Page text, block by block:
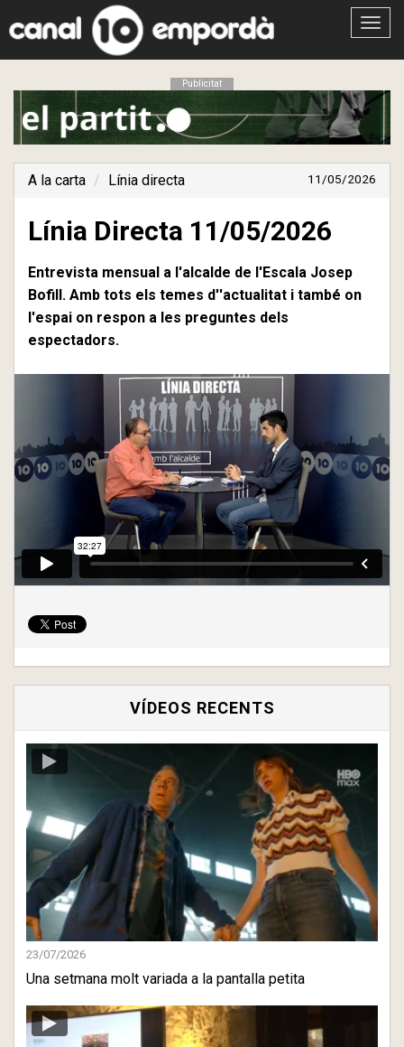
Obrir
Publicitat
A la carta Línia directa 11/05/2026
Línia Directa 11/05/2026
Entrevista mensual a l'alcalde de l'Escala Josep
Bofill. Amb tots els temes d''actualitat i també on
l'espai on respon a les preguntes dels
espectadors.
VÍDEOS RECENTS
23/07/2026
Una setmana molt variada a la pantalla petita